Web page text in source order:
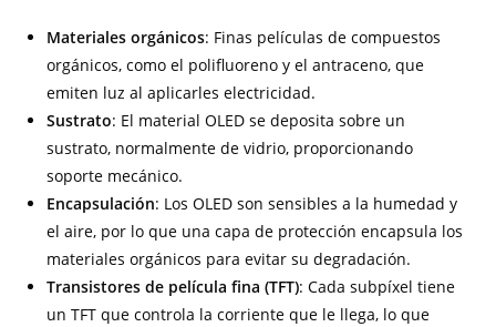
Materiales orgánicos: Finas películas de compuestos
orgánicos, como el polifluoreno y el antraceno, que
emiten luz al aplicarles electricidad.
Sustrato: El material OLED se deposita sobre un
sustrato, normalmente de vidrio, proporcionando
soporte mecánico.
Encapsulación: Los OLED son sensibles a la humedad y
el aire, por lo que una capa de protección encapsula los
materiales orgánicos para evitar su degradación.
Transistores de película fina (TFT): Cada subpíxel tiene
un TFT que controla la corriente que le llega, lo que